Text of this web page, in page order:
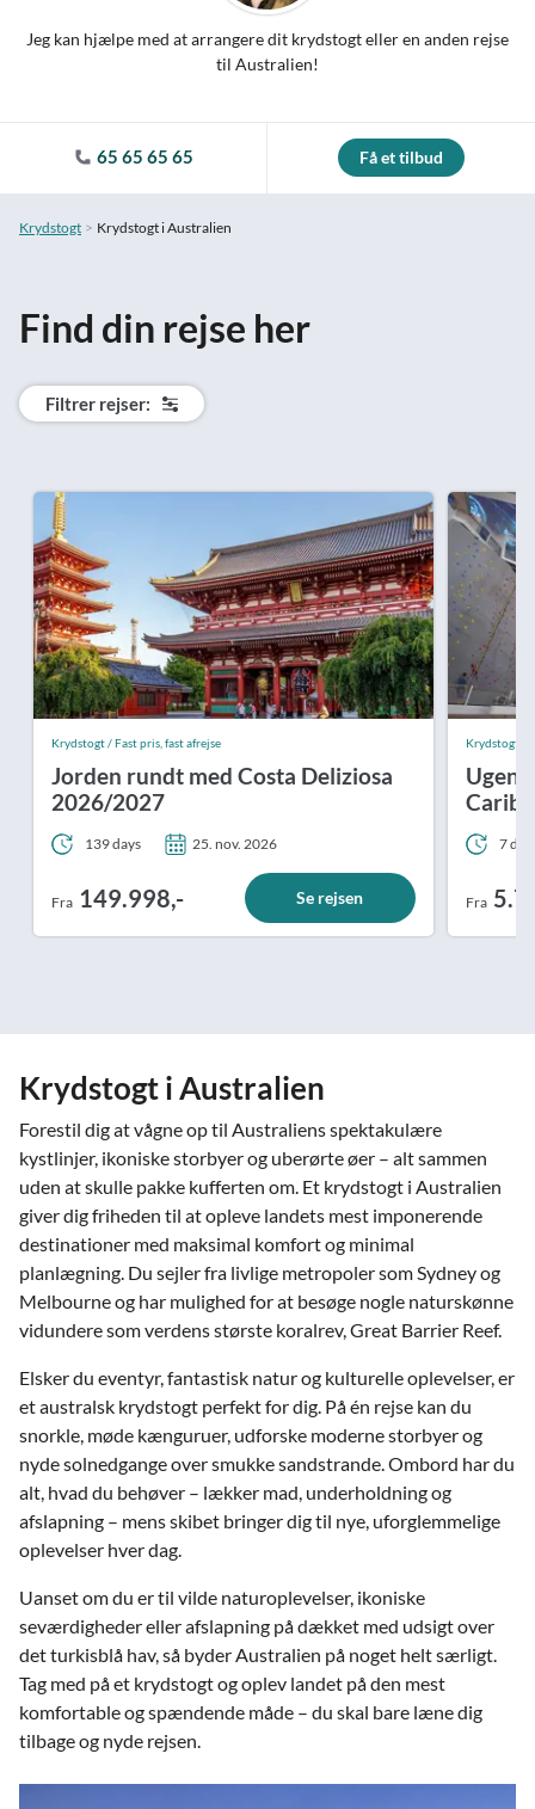
Jeg kan hjælpe med at arrangere dit krydstogt eller en anden rejse
til Australien!
65 65 65 65 Få et tilbud
Krydstogt Krydstogt i Australien
Find din rejse her
Filtrer rejser:
Krydstogt / Fast pris, fast afrejse
Jorden rundt med Costa Deliziosa
2026/2027
139 days 25. nov. 2026
Fra 149.998,- Se rejsen
Krydstogt
7
Fra
Krydstogt i Australien
Forestil dig at vågne op til Australiens spektakulære
kystlinjer, ikoniske storbyer og uberørte øer – alt sammen
uden at skulle pakke kufferten om. Et krydstogt i Australien
giver dig friheden til at opleve landets mest imponerende
destinationer med maksimal komfort og minimal
planlægning. Du sejler fra livlige metropoler som Sydney og
Melbourne og har mulighed for at besøge nogle naturskønne
vidundere som verdens største koralrev, Great Barrier Reef.
Elsker du eventyr, fantastisk natur og kulturelle oplevelser, er
et australsk krydstogt perfekt for dig. På én rejse kan du
snorkle, møde kænguruer, udforske moderne storbyer og
nyde solnedgange over smukke sandstrande. Ombord har du
alt, hvad du behøver – lækker mad, underholdning og
afslapning – mens skibet bringer dig til nye, uforglemmelige
oplevelser hver dag.
Uanset om du er til vilde naturoplevelser, ikoniske
seværdigheder eller afslapning på dækket med udsigt over
det turkisblå hav, så byder Australien på noget helt særligt.
Tag med på et krydstogt og oplev landet på den mest
komfortable og spændende måde – du skal bare læne dig
tilbage og nyde rejsen.